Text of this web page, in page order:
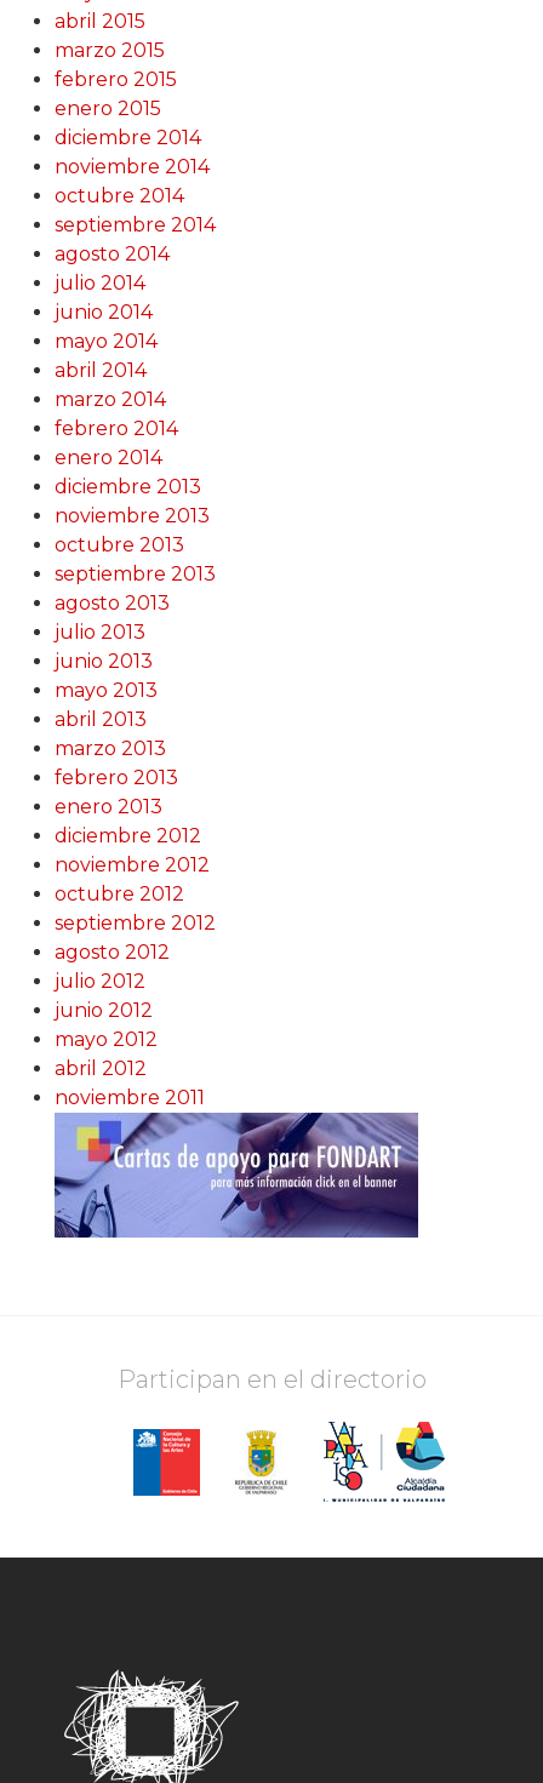
abril 2015
marzo 2015
febrero 2015
enero 2015
diciembre 2014
noviembre 2014
octubre 2014
septiembre 2014
agosto 2014
julio 2014
junio 2014
mayo 2014
abril 2014
marzo 2014
febrero 2014
enero 2014
diciembre 2013
noviembre 2013
octubre 2013
septiembre 2013
agosto 2013
julio 2013
junio 2013
mayo 2013
abril 2013
marzo 2013
febrero 2013
enero 2013
diciembre 2012
noviembre 2012
octubre 2012
septiembre 2012
agosto 2012
julio 2012
junio 2012
mayo 2012
abril 2012
noviembre 2011
Participan en el directorio